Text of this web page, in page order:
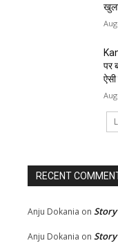
पर
RECENT
Anju Dokania on
Anju Dokania on